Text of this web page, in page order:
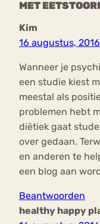
MET
Kim
16 augustus, 2016
Wanneer je
een studie kiest
meestal als
problemen hebt
diëtiek gaat
over gedaan.
en anderen te
een blog aan
Beantwoorden
healthy happy